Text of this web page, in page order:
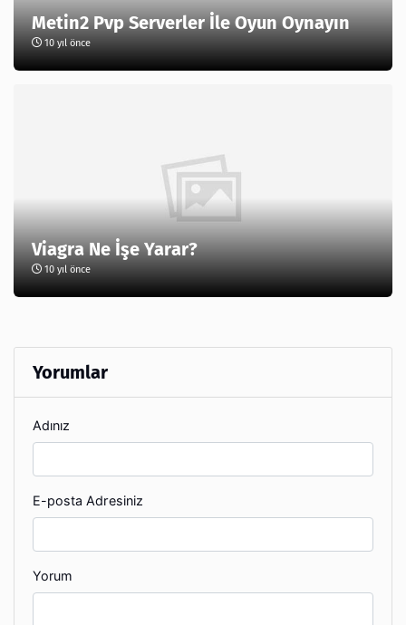
Metin2 Pvp Serverler İle Oyun Oynayın
10 yıl önce
Viagra Ne İşe Yarar?
10 yıl önce
Yorumlar
Adınız
E-posta Adresiniz
Yorum